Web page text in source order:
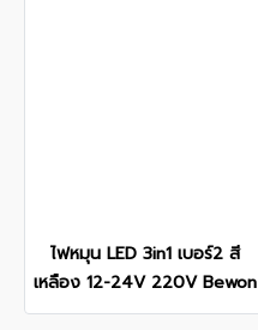
ไฟหมุน LED 3in1 เบอร์2 สี
เหลือง 12-24V 220V Bewon